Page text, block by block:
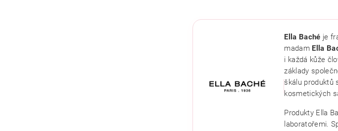
Vložením hodnocení souhlasíte se
Ella Baché je
madam Ella
i každá kůže
základy
škálu produktů
kosmetických
Produkty Ella
laboratořemi.